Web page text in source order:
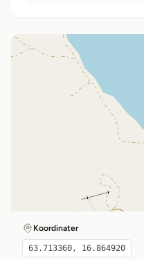
Koordinater
63.713360, 16.864920